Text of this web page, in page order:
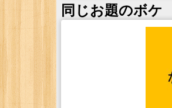
同じお題のボケ